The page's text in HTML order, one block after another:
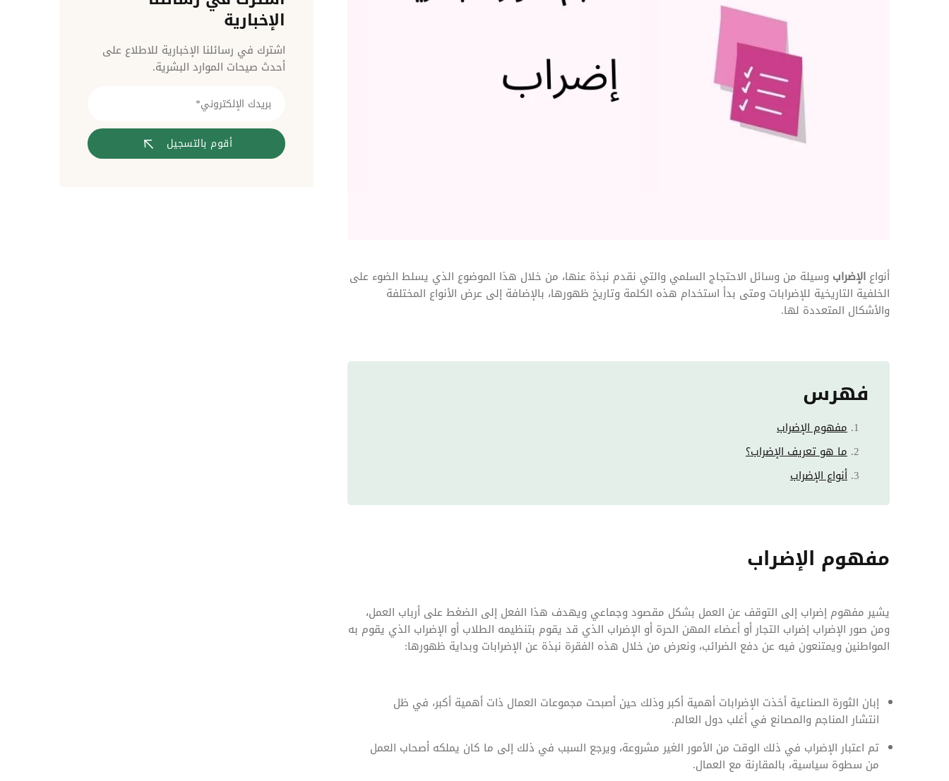
أنواع الإضراب وسيلة من وسائل الاحتجاج السلمي والتي نقدم نبذة عنها، من خلال هذا الموضوع الذي يسلط الضوء على
الخلفية التاريخية للإضرابات ومتى بدأ استخدام هذه الكلمة وتاريخ ظهورها، بالإضافة إلى عرض الأنواع المختلفة
والأشكال المتعددة لها.
فهرس
مفهوم الإضراب
ما هو تعريف الإضراب؟
أنواع الإضراب
مفهوم الإضراب
يشير مفهوم إضراب إلى التوقف عن العمل بشكل مقصود وجماعي ويهدف هذا الفعل إلى الضغط على أرباب العمل،
ومن صور الإضراب إضراب التجار أو أعضاء المهن الحرة أو الإضراب الذي قد يقوم بتنظيمه الطلاب أو الإضراب الذي يقوم به
المواطنين ويمتنعون فيه عن دفع الضرائب، ونعرض من خلال هذه الفقرة نبذة عن الإضرابات وبداية ظهورها:
إبان الثورة الصناعية أخذت الإضرابات أهمية أكبر وذلك حين أصبحت مجموعات العمال ذات أهمية أكبر، في ظل
انتشار المناجم والمصانع في أغلب دول العالم.
تم اعتبار الإضراب في ذلك الوقت من الأمور الغير مشروعة، ويرجع السبب في ذلك إلى ما كان يملكه أصحاب العمل
من سطوة سياسية، بالمقارنة مع العمال.
الإخبارية
اشترك في رسائلنا الإخبارية للاطلاع على
أحدث صيحات الموارد البشرية.
أقوم بالتسجيل
تحسين متابعة مهام وقوائم التحقق الخاصة
تتبع التأمين الصحي
قم بتتبع طلبات استرداد تكاليف الرعاية
مراقبة الدخول